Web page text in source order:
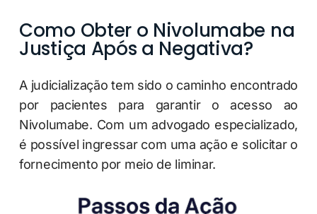
Como Obter o Nivolumabe na
Justiça Após a Negativa?
A judicialização tem sido o caminho encontrado
por pacientes para garantir o acesso ao
Nivolumabe. Com um advogado especializado,
é possível ingressar com uma ação e solicitar o
fornecimento por meio de liminar.